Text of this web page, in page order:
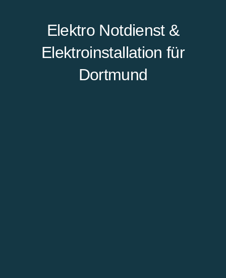
Elektro Notdienst &
Elektroinstallation für
Dortmund